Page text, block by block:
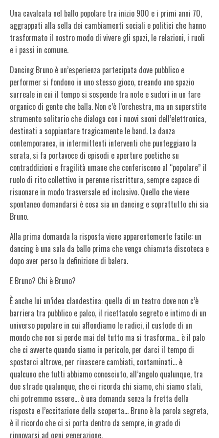
Una cavalcata nel ballo popolare tra inizio 900 e i primi anni 70,
aggrappati alla sella dei cambiamenti sociali e politici che hanno
trasformato il nostro modo di vivere gli spazi, le relazioni, i ruoli
e i passi in comune.
Dancing Bruno è un’esperienza partecipata dove pubblico e
performer si fondono in uno stesso gioco, creando uno spazio
surreale in cui il tempo si sospende tra note e sudori in un fare
organico di gente che balla. Non c’è l’orchestra, ma un superstite
strumento solitario che dialoga con i nuovi suoni dell’elettronica,
destinati a soppiantare tragicamente le band. La danza
contemporanea, in intermittenti interventi che punteggiano la
serata, si fa portavoce di episodi e aperture poetiche su
contraddizioni e fragilità umane che conferiscono al “popolare” il
ruolo di rito collettivo in perenne riscrittura, sempre capace di
risuonare in modo trasversale ed inclusivo. Quello che viene
spontaneo domandarsi è cosa sia un dancing e soprattutto chi sia
Bruno.
Alla prima domanda la risposta viene apparentemente facile: un
dancing è una sala da ballo prima che venga chiamata discoteca e
dopo aver perso la definizione di balera.
E Bruno? Chi è Bruno?
È anche lui un’idea clandestina: quella di un teatro dove non c’è
barriera tra pubblico e palco, il ricettacolo segreto e intimo di un
universo popolare in cui affondiamo le radici, il custode di un
mondo che non si perde mai del tutto ma si trasforma… è il palo
che ci avverte quando siamo in pericolo, per darci il tempo di
spostarci altrove, per rinascere cambiati, contaminati… è
qualcuno che tutti abbiamo conosciuto, all’angolo qualunque, tra
due strade qualunque, che ci ricorda chi siamo, chi siamo stati,
chi potremmo essere… è una domanda senza la fretta della
risposta e l’eccitazione della scoperta… Bruno è la parola segreta,
è il ricordo che ci si porta dentro da sempre, in grado di
rinnovarsi ad ogni generazione.